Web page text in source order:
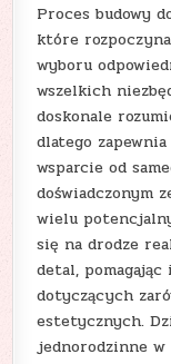
Proces budowy
które
wyboru
wszelkich
doskonale
dlatego
wsparcie od
doświadczonym
wielu
się na drodze
detal,
dotyczących
estetycznych.
jednorodzinne w